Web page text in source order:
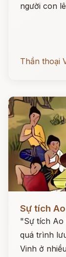
người con
Thần thoại
Sự tích
"Sự tích Ao
quá trình
Vinh ở